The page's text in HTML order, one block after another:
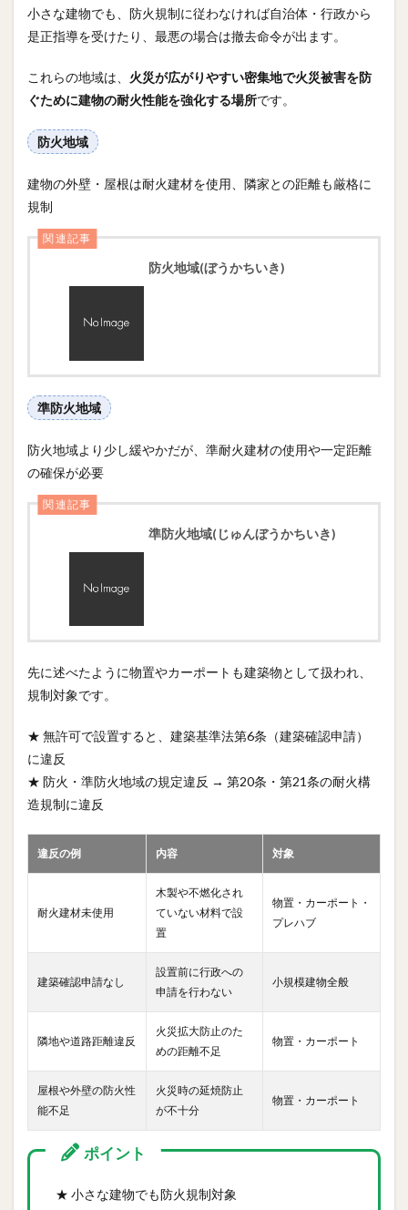
小さな建物でも、防火規制に従わなければ自治体・行政から
是正指導を受けたり、最悪の場合は撤去命令が出ます。
これらの地域は、 火災が広がりやすい密集地で火災被害を防
ぐために建物の耐火性能を強化する場所です。
防火地域
建物の外壁・屋根は耐火建材を使用、隣家との距離も厳格に
規制
関連記事
防火地域(ぼうかちいき)
準防火地域
防火地域より少し緩やかだが、準耐火建材の使用や一定距離
の確保が必要
関連記事
準防火地域(じゅんぼうかちいき)
先に述べたように物置やカーポートも建築物として扱われ、
規制対象です。
★ 無許可で設置すると、建築基準法第6条（建築確認申請）
に違反
★ 防火・準防火地域の規定違反 → 第20条・第21条の耐火構
造規制に違反
違反の例 内容 対象
耐火建材未使用
木製や不燃化され
ていない材料で設
置
物置・カーポート・
プレハブ
建築確認申請なし
設置前に行政への
申請を行わない
小規模建物全般
隣地や道路距離違反
火災拡大防止のた
めの距離不足
物置・カーポート
屋根や外壁の防火性
能不足
火災時の延焼防止
が不十分
物置・カーポート
ポイント
★ 小さな建物でも防火規制対象